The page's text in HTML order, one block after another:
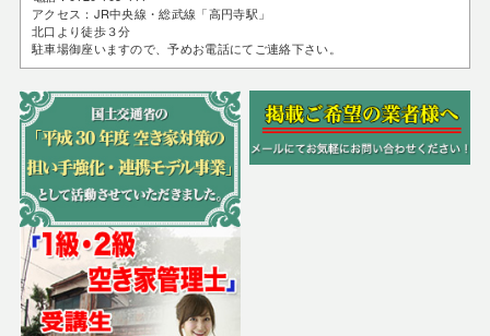
アクセス：JR中央線・総武線「高円寺駅」
北口より徒歩３分
駐車場御座いますので、予めお電話にてご連絡下さい。